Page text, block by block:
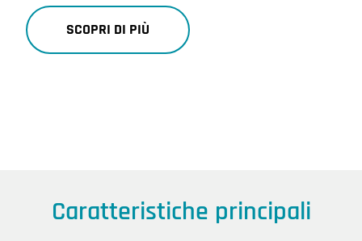
SCOPRI DI PIÙ
Caratteristiche principali